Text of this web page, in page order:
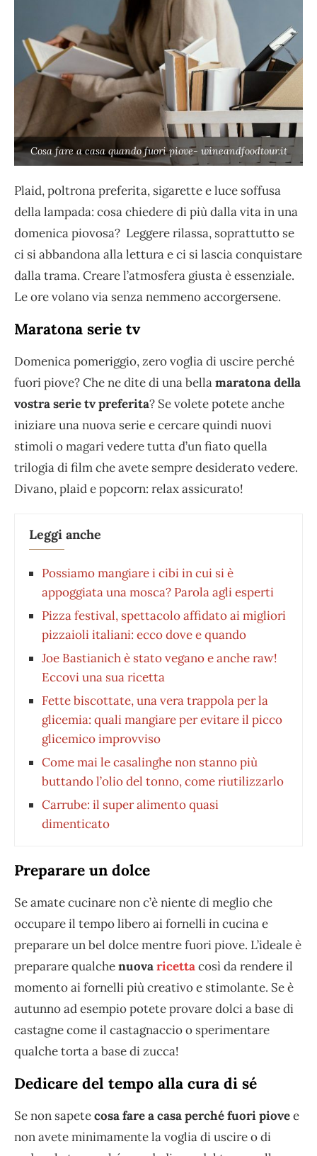
Cosa fare a casa quando fuori piove- wineandfoodtour.it
Plaid, poltrona preferita, sigarette e luce soffusa
della lampada: cosa chiedere di più dalla vita in una
domenica piovosa? Leggere rilassa, soprattutto se
ci si abbandona alla lettura e ci si lascia conquistare
dalla trama. Creare l’atmosfera giusta è essenziale.
Le ore volano via senza nemmeno accorgersene.
Maratona serie tv
Domenica pomeriggio, zero voglia di uscire perché
fuori piove? Che ne dite di una bellamaratona della
vostra serie tv preferita? Se volete potete anche
iniziare una nuova serie e cercare quindi nuovi
stimoli o magari vedere tutta d’un fiato quella
trilogia di film che avete sempre desiderato vedere.
Divano, plaid e popcorn: relax assicurato!
Leggi anche
Possiamo mangiare i cibi in cui si è
appoggiata una mosca? Parola agli esperti
Pizza festival, spettacolo affidato ai migliori
pizzaioli italiani: ecco dove e quando
Joe Bastianich è stato vegano e anche raw!
Eccovi una sua ricetta
Fette biscottate, una vera trappola per la
glicemia: quali mangiare per evitare il picco
glicemico improvviso
Come mai le casalinghe non stanno più
buttando l’olio del tonno, come riutilizzarlo
Carrube: il super alimento quasi
dimenticato
Preparare un dolce
Se amate cucinare non c’è niente di meglio che
occupare il tempo libero ai fornelli in cucina e
preparare un bel dolce mentre fuori piove. L’ideale è
preparare qualchenuovaricettacosì da rendere il
momento ai fornelli più creativo e stimolante. Se è
autunno ad esempio potete provare dolci a base di
castagne come il castagnaccio o sperimentare
qualche torta a base di zucca!
Dedicare del tempo alla cura di sé
Se non sapetecosa fare a casa perché fuori piovee
non avete minimamente la voglia di uscire o di